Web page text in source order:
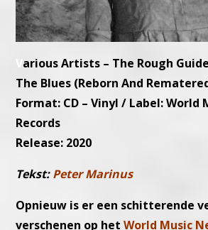
Various Artists – The Rough
The Blues (Reborn And
Format: CD – Vinyl / Label: World
Records
Release: 2020
Tekst:Peter Marinus
Opnieuw is er een schitterende
verschenen op hetWorld Music